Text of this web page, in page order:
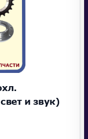
и звук)